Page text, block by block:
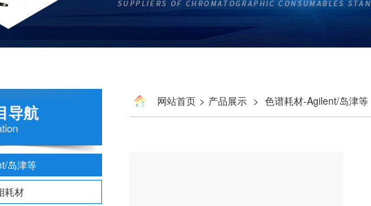
导航
岛津等
耗材
网站首页 > 产品展示 > 色谱耗材-Agilent/岛津等